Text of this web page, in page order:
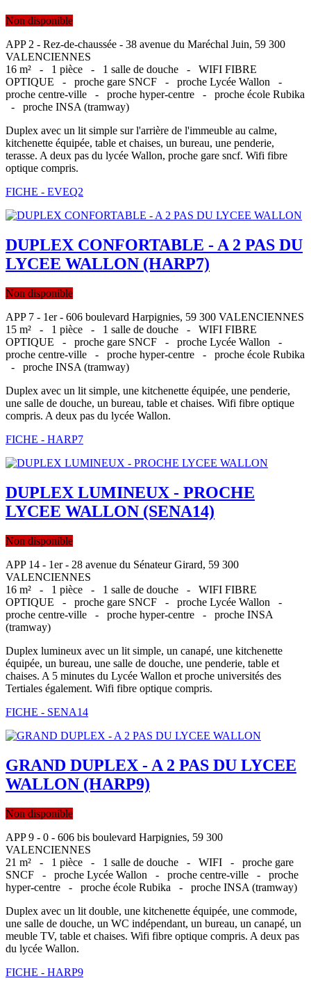
Non disponible
APP 2 - Rez-de-chaussée - 38 avenue du Maréchal Juin, 59 300
VALENCIENNES
16 m² - 1 pièce - 1 salle de douche - WIFI FIBRE
OPTIQUE - proche gare SNCF - proche Lycée Wallon -
proche centre-ville - proche hyper-centre - proche école Rubika
- proche INSA (tramway)
Duplex avec un lit simple sur l'arrière de l'immeuble au calme,
kitchenette équipée, table et chaises, un bureau, une penderie,
terasse. A deux pas du lycée Wallon, proche gare sncf. Wifi fibre
optique compris.
FICHE - EVEQ2
DUPLEX CONFORTABLE - A 2 PAS DU
LYCEE WALLON (HARP7)
Non disponible
APP 7 - 1er - 606 boulevard Harpignies, 59 300 VALENCIENNES
15 m² - 1 pièce - 1 salle de douche - WIFI FIBRE
OPTIQUE - proche gare SNCF - proche Lycée Wallon -
proche centre-ville - proche hyper-centre - proche école Rubika
- proche INSA (tramway)
Duplex avec un lit simple, une kitchenette équipée, une penderie,
une salle de douche, un bureau, table et chaises. Wifi fibre optique
compris. A deux pas du lycée Wallon.
FICHE - HARP7
DUPLEX LUMINEUX - PROCHE
LYCEE WALLON (SENA14)
Non disponible
APP 14 - 1er - 28 avenue du Sénateur Girard, 59 300
VALENCIENNES
16 m² - 1 pièce - 1 salle de douche - WIFI FIBRE
OPTIQUE - proche gare SNCF - proche Lycée Wallon -
proche centre-ville - proche hyper-centre - proche INSA
(tramway)
Duplex lumineux avec un lit simple, un canapé, une kitchenette
équipée, un bureau, une salle de douche, une penderie, table et
chaises. A 5 minutes du Lycée Wallon et proche universités des
Tertiales également. Wifi fibre optique compris.
FICHE - SENA14
GRAND DUPLEX - A 2 PAS DU LYCEE
WALLON (HARP9)
Non disponible
APP 9 - 0 - 606 bis boulevard Harpignies, 59 300
VALENCIENNES
21 m² - 1 pièce - 1 salle de douche - WIFI - proche gare
SNCF - proche Lycée Wallon - proche centre-ville - proche
hyper-centre - proche école Rubika - proche INSA (tramway)
Duplex avec un lit double, une kitchenette équipée, une commode,
une salle de douche, un WC indépendant, un bureau, un canapé, un
meuble TV, table et chaises. Wifi fibre optique compris. A deux pas
du lycée Wallon.
FICHE - HARP9